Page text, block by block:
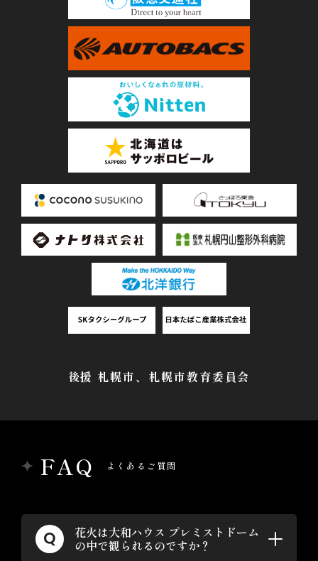
後援 札幌市、札幌市教育委員会
FAQ よくあるご質問
花火は大和ハウス プレミストドーム
の中で観られるのですか？